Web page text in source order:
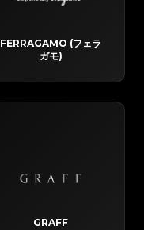
FERRAGAMO (フェラ
ガモ)
GRAFF